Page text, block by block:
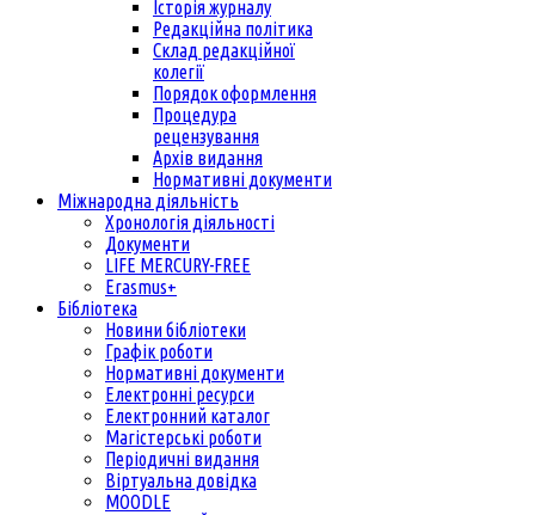
Історія журналу
Редакційна політика
Склад редакційної
колегії
Порядок оформлення
Процедура
рецензування
Архів видання
Нормативні документи
Міжнародна діяльність
Хронологія діяльності
Документи
LIFE MERCURY-FREE
Erasmus+
Бібліотека
Новини бібліотеки
Графік роботи
Нормативні документи
Електронні ресурси
Електронний каталог
Магістерські роботи
Періодичні видання
Віртуальна довідка
MOODLE